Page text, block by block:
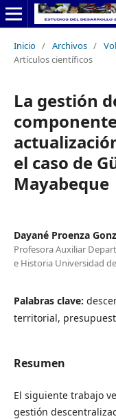
Inicio / Archivos /
Artículos científicos
La gestión
el caso de
Mayabeque
Dayané Proenza
Profesora Auxiliar
e Historia Universidad
Palabras clave:
territorial,
Resumen
El siguiente trabajo
gestión